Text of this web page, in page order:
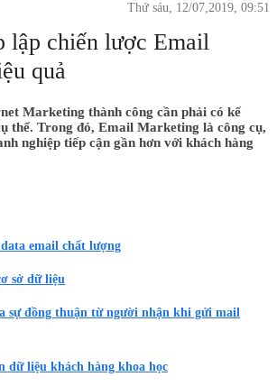
Thứ sáu, 12/07,2019, 09:51
lập chiến lược Email
quả
Marketing thành công cần phải có kế
thể. Trong đó, Email Marketing là công cụ,
nghiệp tiếp cận gần hơn với khách hàng
email chất lượng
sở dữ liệu
sự đồng thuận từ người nhận khi gửi mail
dữ liệu khách hàng khoa học